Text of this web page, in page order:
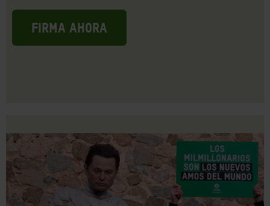
FIRMA AHORA